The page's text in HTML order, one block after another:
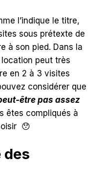
l’indique le titre,
sous prétexte de
à son pied. Dans la
peut très
en 2 à 3 visites
considérer que
être pas assez
êtes compliqués à
😯
des